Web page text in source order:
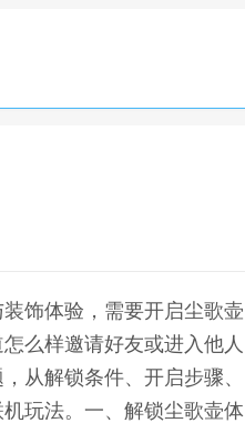
饰体验，需要开启尘歌壶
么样邀请好友或进入他人
从解锁条件、开启步骤、
玩法。一、解锁尘歌壶体